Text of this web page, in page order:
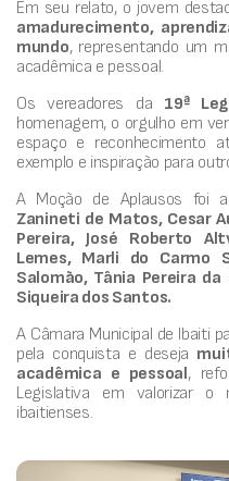
Em seu relato, o jovem
amadurecimento,
mundo, representando um
acadêmica e pessoal.
Os vereadores da 19ª
homenagem, o orgulho em
espaço e reconhecimento
exemplo e inspiração para
A Moção de Aplausos foi
Zanineti de Matos, Cesar
Pereira, José Roberto
Lemes, Marli do Carmo
Salomão, Tânia Pereira
Siqueira dos Santos.
A Câmara Municipal de Ibaiti
pela conquista e deseja
acadêmica e pessoal,
Legislativa em valorizar
ibaitienses.